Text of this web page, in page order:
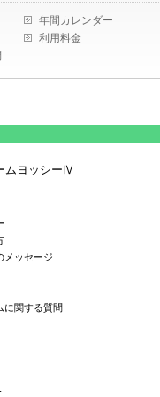
年間カレンダー
利用料金
ムヨッシーⅣ
メッセージ
に関する質問